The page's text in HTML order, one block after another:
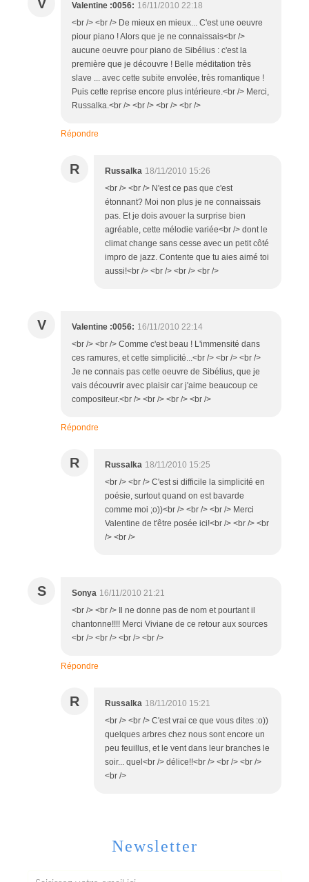
V Valentine :0056: 16/11/2010 22:18
<br /> <br /> De mieux en mieux... C'est une oeuvre
piour piano ! Alors que je ne connaissais<br />
aucune oeuvre pour piano de Sibélius : c'est la
première que je découvre ! Belle méditation très
slave ... avec cette subite envolée, très romantique !
Puis cette reprise encore plus intérieure.<br /> Merci,
Russalka.<br /> <br /> <br /> <br />
Répondre
R Russalka 18/11/2010 15:26
<br /> <br /> N'est ce pas que c'est
étonnant? Moi non plus je ne connaissais
pas. Et je dois avouer la surprise bien
agréable, cette mélodie variée<br /> dont le
climat change sans cesse avec un petit côté
impro de jazz. Contente que tu aies aimé toi
aussi!<br /> <br /> <br /> <br />
V Valentine :0056: 16/11/2010 22:14
<br /> <br /> Comme c'est beau ! L'immensité dans
ces ramures, et cette simplicité...<br /> <br /> <br />
Je ne connais pas cette oeuvre de Sibélius, que je
vais découvrir avec plaisir car j'aime beaucoup ce
compositeur.<br /> <br /> <br /> <br />
Répondre
R Russalka 18/11/2010 15:25
<br /> <br /> C'est si difficile la simplicité en
poésie, surtout quand on est bavarde
comme moi ;o))<br /> <br /> <br /> Merci
Valentine de t'être posée ici!<br /> <br /> <br
/> <br />
S Sonya 16/11/2010 21:21
<br /> <br /> Il ne donne pas de nom et pourtant il
chantonne!!!! Merci Viviane de ce retour aux sources
<br /> <br /> <br /> <br />
Répondre
R Russalka 18/11/2010 15:21
<br /> <br /> C'est vrai ce que vous dites :o))
quelques arbres chez nous sont encore un
peu feuillus, et le vent dans leur branches le
soir... quel<br /> délice!!<br /> <br /> <br />
<br />
Newsletter